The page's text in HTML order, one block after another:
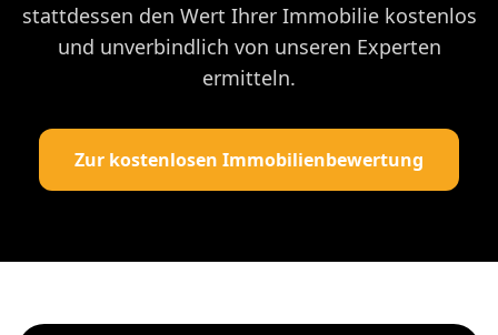
stattdessen den Wert Ihrer Immobilie kostenlos
und unverbindlich von unseren Experten
ermitteln.
Zur kostenlosen Immobilienbewertung